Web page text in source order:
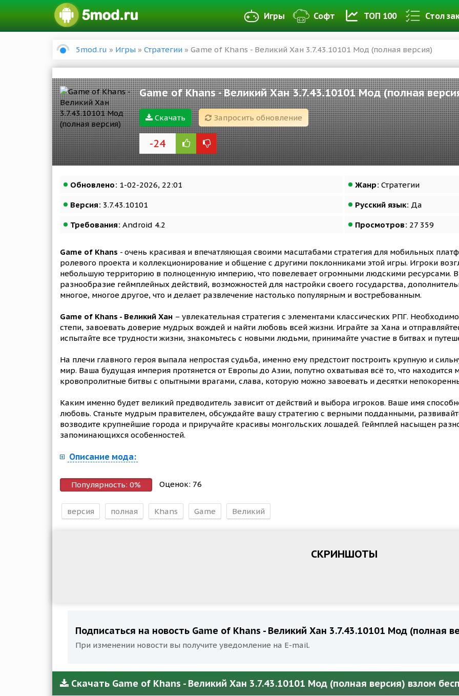
Игры Софт ТОП 100 Стол
5mod.ru » Игры » Стратегии » Game of Khans - Великий Хан 3.7.43.10101 Мод (полная версия)
Game of Khans - Великий Хан 3.7.43.10101 Мод (полная
Скачать Запросить обновление
-24
Обновлено: 1-02-2026, 22:01 Жанр: Стратегии
Версия: 3.7.43.10101 Русский язык: Да
Требования: Android 4.2 Просмотров: 27 359
Game of Khans - очень красивая и впечатляющая своими масштабами стратегия для мобильных
ролевого проекта и коллекционирование и общение с другими поклонниками этой игры. Игроки
небольшую территорию в полноценную империю, что повелевает огромными людскими ресурсами.
разнообразие геймплейных действий, возможностей для настройки своего государства,
многое, многое другое, что и делает развлечение настолько популярным и востребованным.
Game of Khans - Великий Хан – увлекательная стратегия с элементами классических РПГ.
степи, завоевать доверие мудрых вождей и найти любовь всей жизни. Играйте за Хана и
испытайте все трудности жизни, знакомьтесь с новыми людьми, принимайте участие в битвах и
На плечи главного героя выпала непростая судьба, именно ему предстоит построить крупную и
мир. Ваша будущая империя протянется от Европы до Азии, попутно охватывая всё то, что
кровопролитные битвы с опытными врагами, слава, которую можно завоевать и десятки
Каким именно будет великий предводитель зависит от действий и выбора игроков. Ваше имя
любовь. Станьте мудрым правителем, обсуждайте вашу стратегию с верными подданными,
возводите крупнейшие города и приручайте красивы монгольских лошадей. Геймплей насыщен
запоминающихся особенностей.
Описание мода:
Популярность: 0% Оценок: 76
версия полная Khans Game Великий
СКРИНШОТЫ
Подписаться на новость Game of Khans - Великий Хан 3.7.43.10101 Мод (полная
При изменении новости вы получите уведомление на E-mail.
Скачать Game of Khans - Великий Хан 3.7.43.10101 Мод (полная версия) взлом